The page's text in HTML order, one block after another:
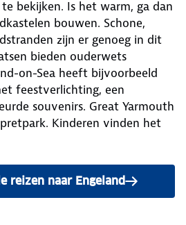
bekijken. Is het warm, ga dan
bouwen. Schone,
zijn er genoeg in dit
bieden ouderwets
on-Sea heeft bijvoorbeeld
feestverlichting, een
souvenirs. Great Yarmouth
Kinderen vinden het
reizen naar Engeland